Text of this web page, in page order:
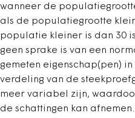
wanneer de
als de populatiegrootte
populatie kleiner is dan 30
geen sprake is van een
gemeten eigenschap(pen)
verdeling van de
meer variabel zijn,
de schattingen kan